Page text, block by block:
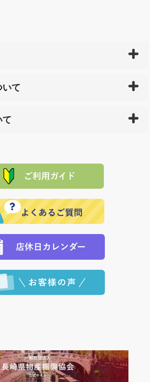
注文受付後）、 長崎県下全域に点在
れた商品の送料は、こちらの
全国送
からお客様の元へ直送いたしますの
に送料が必要になります。
いて
事故などで不都合が生じている場合
します。）
訳ありませんが、当協会までご注文
て
らの ご入金を確認した後で、商品を
ード」「PayPay」「楽天ペイ」を指
準備出来次第の便にてお送りいたし
定をされている場合は、ご指定の日
けいたします。）